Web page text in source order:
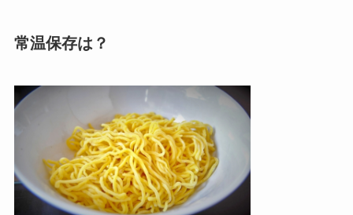
常温保存は？